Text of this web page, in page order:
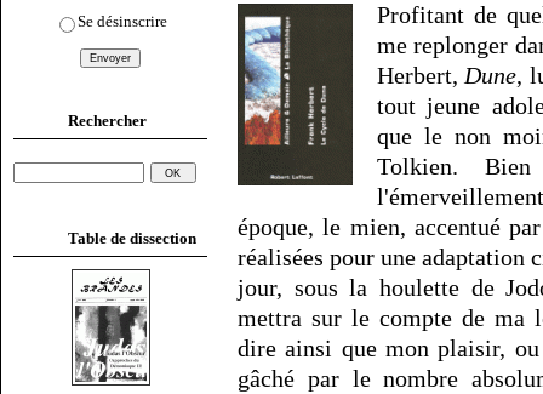
Se désinscrire
Rechercher
Table de dissection
Profitant de
me replonger
Herbert, Dune,
tout jeune
que le non
Tolkien.
époque, le mien, accentué
réalisées pour une adaptation
jour, sous la houlette de
mettra sur le compte de ma
dire ainsi que mon plaisir,
gâché par le nombre